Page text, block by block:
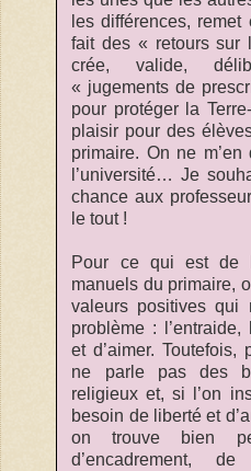
les différences,
fait des « retours sur
crée, valide,
« jugements de
pour protéger la
plaisir pour des
primaire. On ne
l’université… Je
chance aux
le tout !
Pour ce qui est de
manuels du primaire,
valeurs positives qui
problème :
et d’aimer.
ne parle pas des
religieux et, si l’on
besoin de liberté et
on trouve bien
d’encadrement,